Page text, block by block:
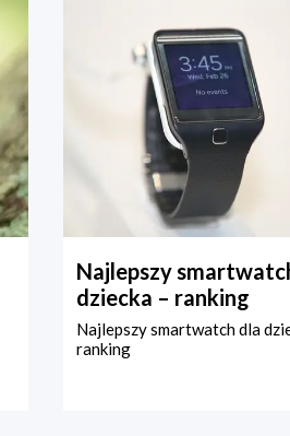
Najlepszy
dziecka – ranking
Najlepszy smartwatch dla
ranking